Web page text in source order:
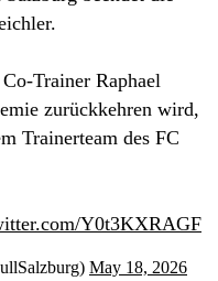
Raphael
zurückkehren wird,
Trainerteam des FC
Y0t3KXRAGF
May 18, 2026